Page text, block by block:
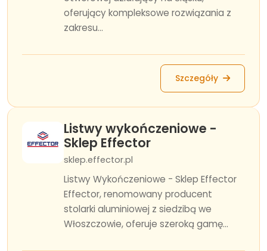
oferujący kompleksowe rozwiązania z
zakresu...
Szczegóły
Listwy wykończeniowe -
Sklep Effector
sklep.effector.pl
Listwy Wykończeniowe - Sklep Effector
Effector, renomowany producent
stolarki aluminiowej z siedzibą we
Włoszczowie, oferuje szeroką gamę...